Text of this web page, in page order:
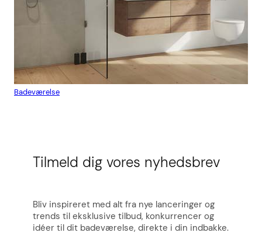
Badeværelse
Tilmeld dig vores nyhedsbrev
Bliv inspireret med alt fra nye lanceringer og
trends til eksklusive tilbud, konkurrencer og
idéer til dit badeværelse, direkte i din indbakke.